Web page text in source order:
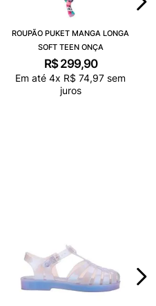
ROUPÃO PUKET MANGA LONGA
SOFT TEEN ONÇA
R$ 299,90
Em até 4x R$ 74,97 sem
juros